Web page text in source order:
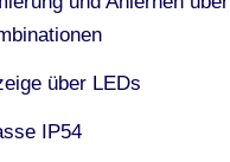
über LEDs
IP54